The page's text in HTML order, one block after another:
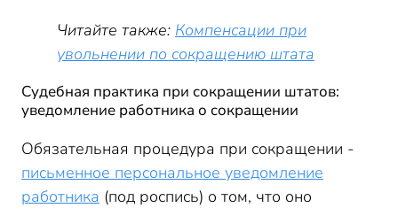
Читайте также: Компенсации при
увольнении по сокращению штата
Судебная практика при сокращении штатов:
уведомление работника о сокращении
Обязательная процедура при сокращении -
письменное персональное уведомление
работника (под роспись) о том, что оно